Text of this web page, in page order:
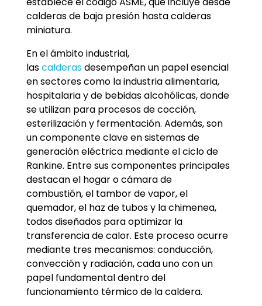
calderas de baja presión hasta calderas
miniatura.
En el ámbito industrial,
lascalderasdesempeñan un papel esencial
en sectores como la industria alimentaria,
hospitalaria y de bebidas alcohólicas, donde
se utilizan para procesos de cocción,
esterilización y fermentación. Además, son
un componente clave en sistemas de
generación eléctrica mediante el ciclo de
Rankine. Entre sus componentes principales
destacan el hogar o cámara de
combustión, el tambor de vapor, el
quemador, el haz de tubos y la chimenea,
todos diseñados para optimizar la
transferencia de calor. Este proceso ocurre
mediante tres mecanismos: conducción,
convección y radiación, cada uno con un
papel fundamental dentro del
funcionamiento térmico de la caldera.